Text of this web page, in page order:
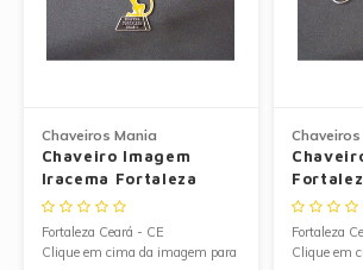
Geleias
Misturas
Paçoca e Cia
Unitários
Farinhas de Milho
Farofas
Ingredientes
Oleos e Azeites
Chaveiros Mania
Chaveiro Imagem
Iracema Fortaleza
Fortaleza Ceará - CE
Clique em cima da imagem para
Fortaleza
Clique em